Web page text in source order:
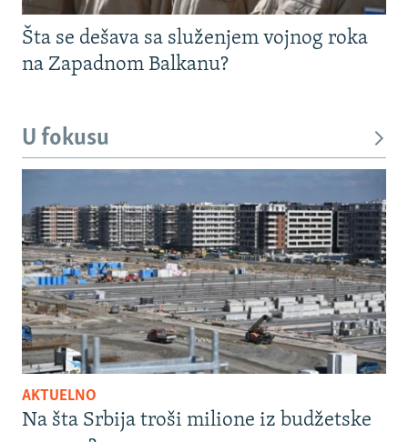
Šta se dešava sa služenjem vojnog roka
na Zapadnom Balkanu?
U fokusu
AKTUELNO
Na šta Srbija troši milione iz budžetske